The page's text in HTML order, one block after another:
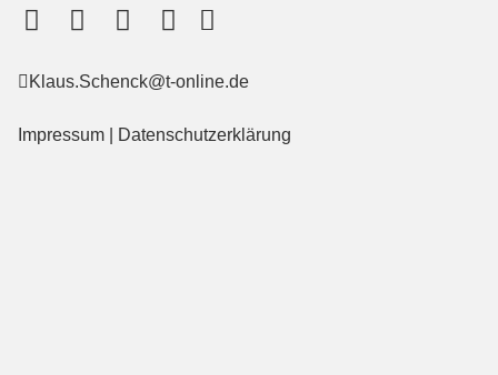
Klaus.Schenck@t-online.de
Impressum Datenschutzerklärung